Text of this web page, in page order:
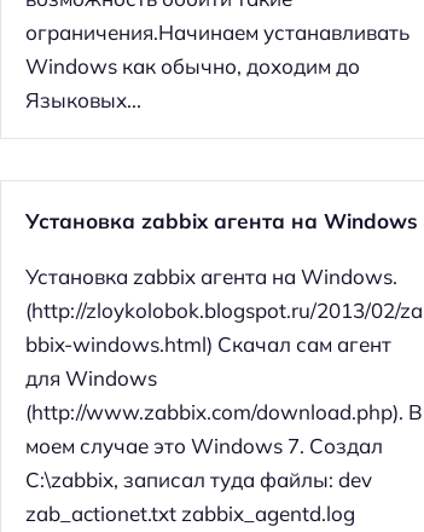
ограничения.Начинаем устанавливать
Windows как обычно, доходим до
Языковых...
Установка zabbix агента на Windows
Установка zabbix агента на Windows.
(http://zloykolobok.blogspot.ru/2013/02/za
bbix-windows.html) Скачал сам агент
для Windows
(http://www.zabbix.com/download.php). В
моем случае это Windows 7. Создал
C:\zabbix, записал туда файлы: dev
zab_actionet.txt zabbix_agentd.log